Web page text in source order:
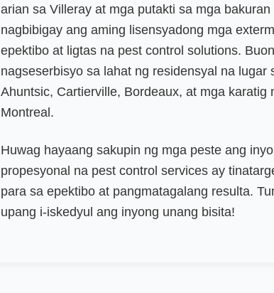
arian sa Villeray at mga putakti sa mga
nagbibigay ang aming lisensyadong mga
epektibo at ligtas na pest control solutions.
nagseserbisyo sa lahat ng residensyal na lugar
Ahuntsic, Cartierville, Bordeaux, at mga karatig
Montreal.
Huwag hayaang sakupin ng mga peste ang
propesyonal na pest control services ay
para sa epektibo at pangmatagalang resulta.
upang i-iskedyul ang inyong unang bisita!